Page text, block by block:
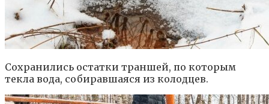
Сохранились остатки траншей, по которым
текла вода, собиравшаяся из колодцев.